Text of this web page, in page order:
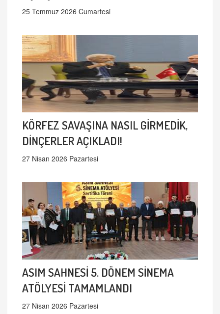
25 Temmuz 2026 Cumartesi
KÖRFEZ SAVAŞINA NASIL GİRMEDİK,
DİNÇERLER AÇIKLADI!
27 Nisan 2026 Pazartesi
ASIM SAHNESİ 5. DÖNEM SİNEMA
ATÖLYESİ TAMAMLANDI
27 Nisan 2026 Pazartesi